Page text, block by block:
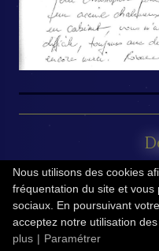
Prénom *
Titre de votre
Nous utilisons des cookies
fréquentation du site et
sociaux. En poursuivant
acceptez notre utilisation des
plus | Paramétrer